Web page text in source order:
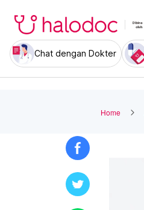
Chat dengan Dokter
Home